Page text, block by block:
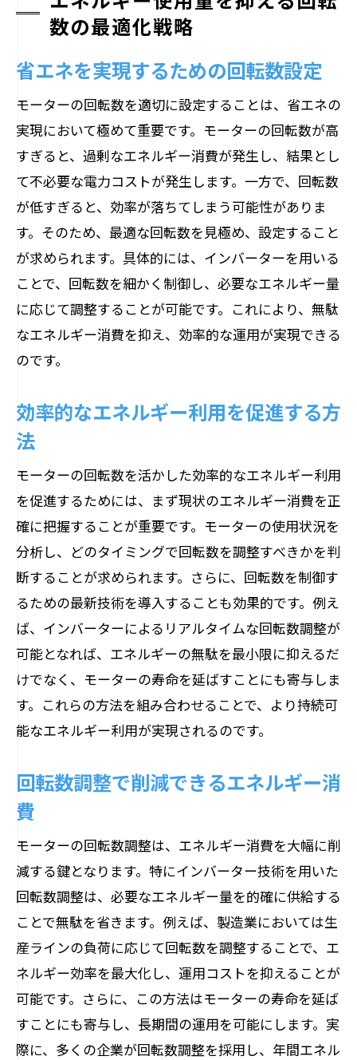
数の最適化戦略
省エネを実現するための回転数設定
モーターの回転数を適切に設定することは、省エネの
実現において極めて重要です。モーターの回転数が高
すぎると、過剰なエネルギー消費が発生し、結果とし
て不必要な電力コストが発生します。一方で、回転数
が低すぎると、効率が落ちてしまう可能性がありま
す。そのため、最適な回転数を見極め、設定すること
が求められます。具体的には、インバーターを用いる
ことで、回転数を細かく制御し、必要なエネルギー量
に応じて調整することが可能です。これにより、無駄
なエネルギー消費を抑え、効率的な運用が実現できる
のです。
効率的なエネルギー利用を促進する方
法
モーターの回転数を活かした効率的なエネルギー利用
を促進するためには、まず現状のエネルギー消費を正
確に把握することが重要です。モーターの使用状況を
分析し、どのタイミングで回転数を調整すべきかを判
断することが求められます。さらに、回転数を制御す
るための最新技術を導入することも効果的です。例え
ば、インバーターによるリアルタイムな回転数調整が
可能となれば、エネルギーの無駄を最小限に抑えるだ
けでなく、モーターの寿命を延ばすことにも寄与しま
す。これらの方法を組み合わせることで、より持続可
能なエネルギー利用が実現されるのです。
回転数調整で削減できるエネルギー消
費
モーターの回転数調整は、エネルギー消費を大幅に削
減する鍵となります。特にインバーター技術を用いた
回転数調整は、必要なエネルギー量を的確に供給する
ことで無駄を省きます。例えば、製造業においては生
産ラインの負荷に応じて回転数を調整することで、エ
ネルギー効率を最大化し、運用コストを抑えることが
可能です。さらに、この方法はモーターの寿命を延ば
すことにも寄与し、長期間の運用を可能にします。実
際に、多くの企業が回転数調整を採用し、年間エネル